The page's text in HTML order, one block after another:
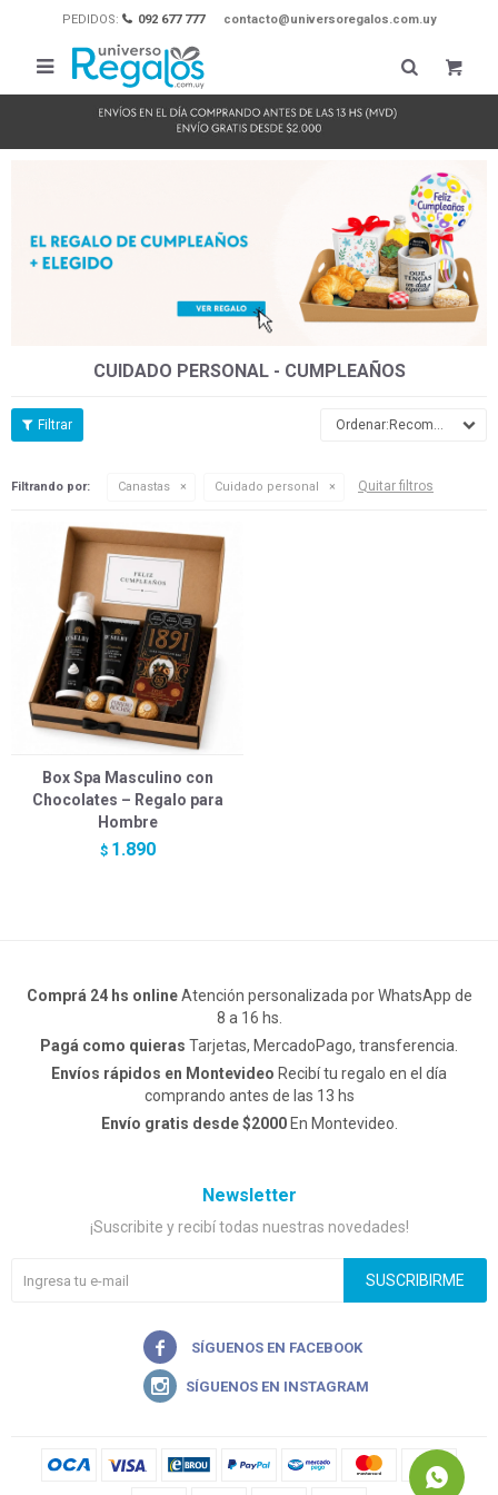
PEDIDOS: 092 677 777 contacto@universoregalos.com.uy

CUIDADO PERSONAL - CUMPLEAÑOS
Recomendados
Filtrando por: Canastas Cuidado personal Quitar filtros
Box Spa Masculino con
Chocolates – Regalo para
Hombre
$ 1.890
Comprá 24 hs onlineAtención personalizada por WhatsApp de
8 a 16 hs.
Pagá como quieras Tarjetas, MercadoPago, transferencia.
Envíos rápidos en Montevideo Recibí tu regalo en el día
comprando antes de las 13 hs
Envío gratis desde $2000En Montevideo.
Newsletter
¡Suscribite y recibí todas nuestras novedades!
SUSCRIBIRME

